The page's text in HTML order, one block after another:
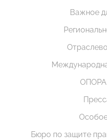
Важное
ОПОРА
Бюро по защите